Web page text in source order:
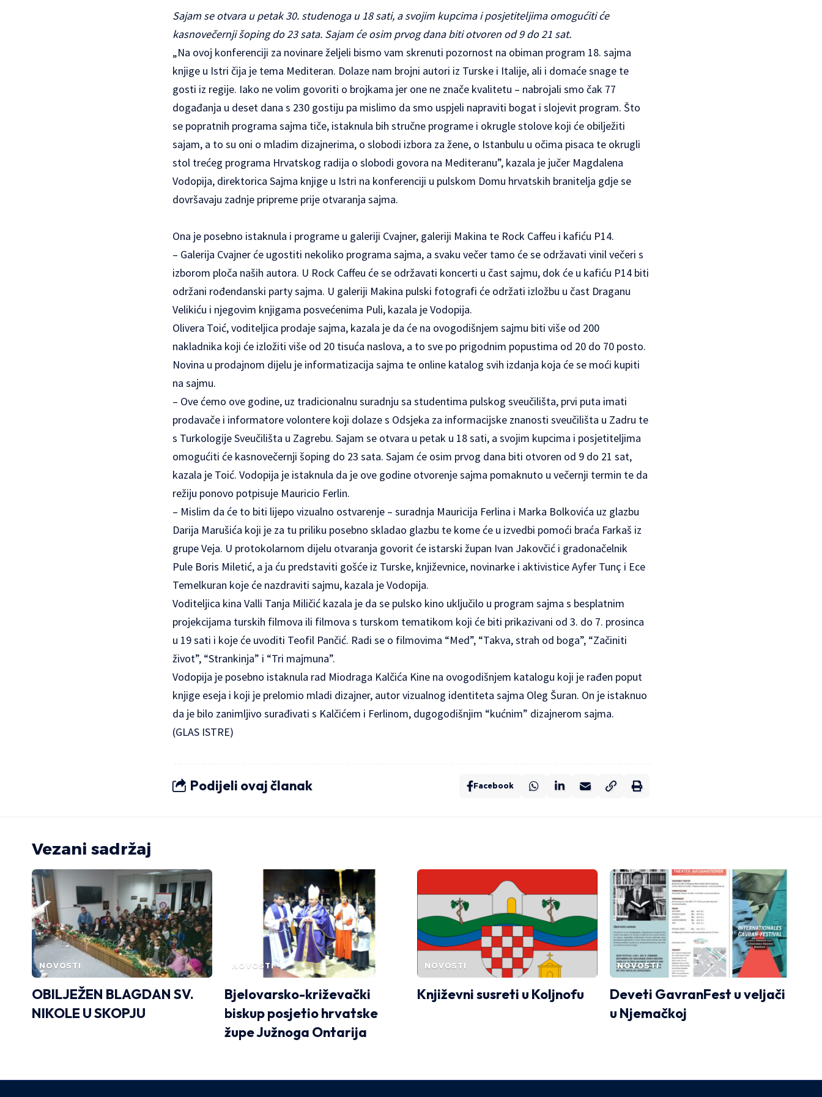
Sajam se otvara u petak 30. studenoga u 18 sati, a svojim kupcima i posjetiteljima omogućiti će
kasnovečernji šoping do 23 sata. Sajam će osim prvog dana biti otvoren od 9 do 21 sat.
„Na ovoj konferenciji za novinare željeli bismo vam skrenuti pozornost na obiman program 18. sajma
knjige u Istri čija je tema Mediteran. Dolaze nam brojni autori iz Turske i Italije, ali i domaće snage te
gosti iz regije. Iako ne volim govoriti o brojkama jer one ne znače kvalitetu – nabrojali smo čak 77
događanja u deset dana s 230 gostiju pa mislimo da smo uspjeli napraviti bogat i slojevit program. Što
se popratnih programa sajma tiče, istaknula bih stručne programe i okrugle stolove koji će obilježiti
sajam, a to su oni o mladim dizajnerima, o slobodi izbora za žene, o Istanbulu u očima pisaca te okrugli
stol trećeg programa Hrvatskog radija o slobodi govora na Mediteranu”, kazala je jučer Magdalena
Vodopija, direktorica Sajma knjige u Istri na konferenciji u pulskom Domu hrvatskih branitelja gdje se
dovršavaju zadnje pripreme prije otvaranja sajma.
Ona je posebno istaknula i programe u galeriji Cvajner, galeriji Makina te Rock Caffeu i kafiću P14.
– Galerija Cvajner će ugostiti nekoliko programa sajma, a svaku večer tamo će se održavati vinil večeri s
izborom ploča naših autora. U Rock Caffeu će se održavati koncerti u čast sajmu, dok će u kafiću P14 biti
održani rođendanski party sajma. U galeriji Makina pulski fotografi će održati izložbu u čast Draganu
Velikiću i njegovim knjigama posvećenima Puli, kazala je Vodopija.
Olivera Toić, voditeljica prodaje sajma, kazala je da će na ovogodišnjem sajmu biti više od 200
nakladnika koji će izložiti više od 20 tisuća naslova, a to sve po prigodnim popustima od 20 do 70 posto.
Novina u prodajnom dijelu je informatizacija sajma te online katalog svih izdanja koja će se moći kupiti
na sajmu.
– Ove ćemo ove godine, uz tradicionalnu suradnju sa studentima pulskog sveučilišta, prvi puta imati
prodavače i informatore volontere koji dolaze s Odsjeka za informacijske znanosti sveučilišta u Zadru te
s Turkologije Sveučilišta u Zagrebu. Sajam se otvara u petak u 18 sati, a svojim kupcima i posjetiteljima
omogućiti će kasnovečernji šoping do 23 sata. Sajam će osim prvog dana biti otvoren od 9 do 21 sat,
kazala je Toić. Vodopija je istaknula da je ove godine otvorenje sajma pomaknuto u večernji termin te da
režiju ponovo potpisuje Mauricio Ferlin.
– Mislim da će to biti lijepo vizualno ostvarenje – suradnja Mauricija Ferlina i Marka Bolkovića uz glazbu
Darija Marušića koji je za tu priliku posebno skladao glazbu te kome će u izvedbi pomoći braća Farkaš iz
grupe Veja. U protokolarnom dijelu otvaranja govorit će istarski župan Ivan Jakovčić i gradonačelnik
Pule Boris Miletić, a ja ću predstaviti gošće iz Turske, književnice, novinarke i aktivistice Ayfer Tunç i Ece
Temelkuran koje će nazdraviti sajmu, kazala je Vodopija.
Voditeljica kina Valli Tanja Miličić kazala je da se pulsko kino uključilo u program sajma s besplatnim
projekcijama turskih filmova ili filmova s turskom tematikom koji će biti prikazivani od 3. do 7. prosinca
u 19 sati i koje će uvoditi Teofil Pančić. Radi se o filmovima “Med”, “Takva, strah od boga”, “Začiniti
život”, “Strankinja” i “Tri majmuna”.
Vodopija je posebno istaknula rad Miodraga Kalčića Kine na ovogodišnjem katalogu koji je rađen poput
knjige eseja i koji je prelomio mladi dizajner, autor vizualnog identiteta sajma Oleg Šuran. On je istaknuo
da je bilo zanimljivo surađivati s Kalčićem i Ferlinom, dugogodišnjim “kućnim” dizajnerom sajma.
(GLAS ISTRE)
Podijeli ovaj članak Facebook
Vezani sadržaj
NOVOSTI
OBILJEŽEN BLAGDAN SV.
NIKOLE U SKOPJU
NOVOSTI
Bjelovarsko-križevački
biskup posjetio hrvatske
župe Južnoga Ontarija
NOVOSTI
Književni susreti u Koljnofu
NOVOSTI
Deveti GavranFest u veljači
u Njemačkoj